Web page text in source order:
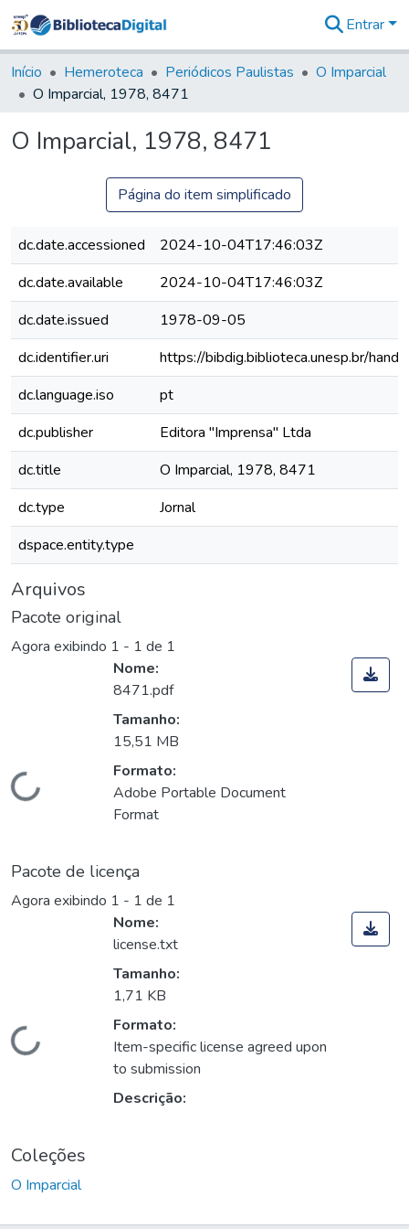
&
Coleções
Tudo na
Digital
Entrar
Início Hemeroteca Periódicos Paulistas
O Imparcial
O Imparcial, 1978, 8471
O Imparcial, 1978, 8471
Página do item simplificado
dc.date.accessioned
2024-10-04T17:46:03Z
dc.date.available
2024-10-04T17:46:03Z
dc.date.issued
1978-09-05
dc.identifier.uri
https://bibdig.biblioteca.unesp.br/
dc.language.iso
pt
dc.publisher
Editora "Imprensa" Ltda
dc.title
O Imparcial, 1978, 8471
dc.type
Jornal
dspace.entity.type
Arquivos
Pacote original
Agora exibindo 1 - 1 de 1
Carregando...
Nome:
8471.pdf
Tamanho:
15,51 MB
Formato:
Adobe Portable Document
Format
Pacote de licença
Agora exibindo 1 - 1 de 1
Carregando...
Nome:
license.txt
Tamanho:
1,71 KB
Formato:
Item-specific license agreed upon
to submission
Descrição:
Coleções
O Imparcial